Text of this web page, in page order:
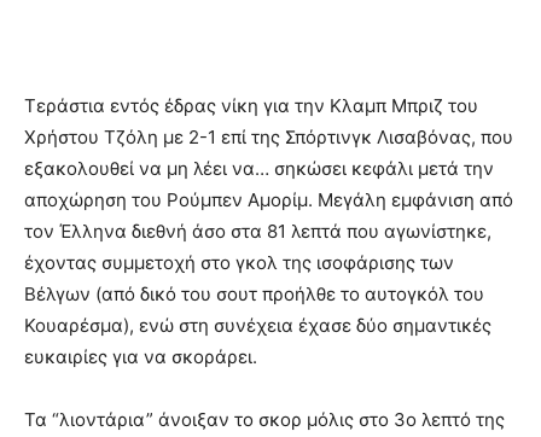
Τεράστια εντός έδρας νίκη για την Κλαμπ Μπριζ του
Χρήστου Τζόλη με 2-1 επί της Σπόρτινγκ Λισαβόνας, που
εξακολουθεί να μη λέει να… σηκώσει κεφάλι μετά την
αποχώρηση του Ρούμπεν Αμορίμ. Μεγάλη εμφάνιση από
τον Έλληνα διεθνή άσο στα 81 λεπτά που αγωνίστηκε,
έχοντας συμμετοχή στο γκολ της ισοφάρισης των
Βέλγων (από δικό του σουτ προήλθε το αυτογκόλ του
Κουαρέσμα), ενώ στη συνέχεια έχασε δύο σημαντικές
ευκαιρίες για να σκοράρει.
Τα “λιοντάρια” άνοιξαν το σκορ μόλις στο 3ο λεπτό της